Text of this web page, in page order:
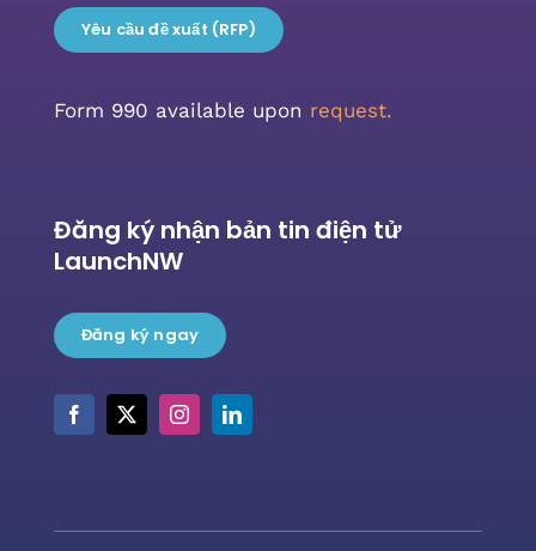
Yêu cầu đề xuất (RFP)
Form 990 available upon request.
Đăng ký nhận bản tin điện tử
LaunchNW
Đăng ký ngay